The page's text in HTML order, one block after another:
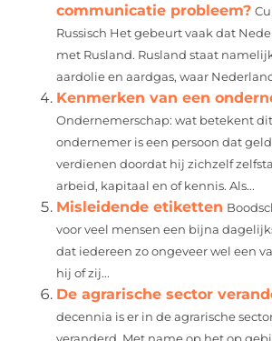
communicatie probleem?
Russisch Het gebeurt vaak dat
met Rusland. Rusland staat
aardolie en aardgas, waar
Kenmerken van een
Ondernemerschap: wat betekent
ondernemer is een persoon dat
verdienen doordat hij zichzelf
arbeid, kapitaal en of kennis. Als...
Misleidende etiketten
voor veel mensen een bijna
dat iedereen zo ongeveer wel een
hij of zij...
De agrarische sector
decennia is er in de agrarische